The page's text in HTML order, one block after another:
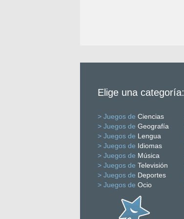
Elige una categoría:
> Juegos de Ciencias
> Juegos de Geografía
> Juegos de Lengua
> Juegos de Idiomas
> Juegos de Música
> Juegos de Televisión
> Juegos de Deportes
> Juegos de Ocio